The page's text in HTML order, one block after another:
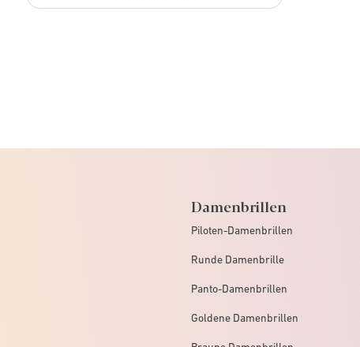
Damenbrillen
Piloten-Damenbrillen
Runde Damenbrille
Panto-Damenbrillen
Goldene Damenbrillen